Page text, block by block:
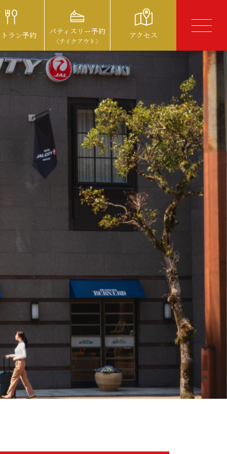
トラン予約 パティスリー予約
〈テイクアウト〉
アクセス